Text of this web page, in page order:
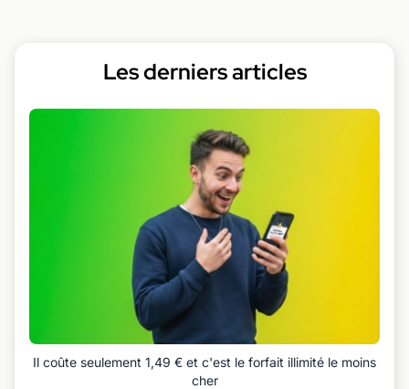
Les derniers articles
Il coûte seulement 1,49 € et c'est le forfait illimité le moins
cher